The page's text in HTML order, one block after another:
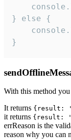
} else {
}
With this method you
It returns {result:
it returns {result:
errReason is the
reason why you can